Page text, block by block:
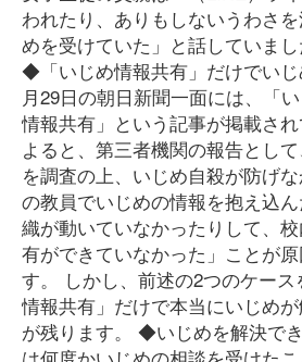
われたり、ありもしないうわさ
めを受けていた」と話していま
◆「いじめ情報共有」だけでい
月29日の朝日新聞一面には、「
情報共有」という記事が掲載さ
よると、第三者機関の報告とし
を調査の上、いじめ自殺が防げ
の教員でいじめの情報を抱え込
織が動いていなかったりして、
有ができていなかった」ことが
す。 しかし、前述の2つのケー
情報共有」だけで本当にいじめ
が残ります。 ◆いじめを解決で